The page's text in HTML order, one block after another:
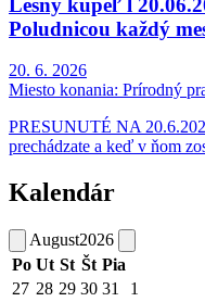
Poludnicou každý
20. 6. 2026
Miesto konania: Prírodný
PRESUNUTÉ NA
prechádzate a keď v ňom
Kalendár
August2026
Po Ut St Št Pia
27 28 29 30 31 1